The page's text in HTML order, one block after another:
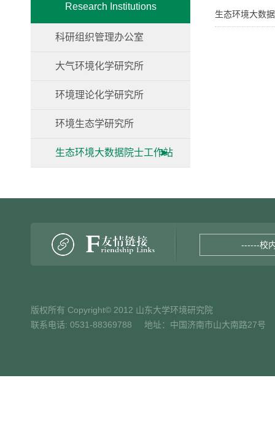
Research Institutions
科研组织管理办公室
大气环境化学研究所
环境理论化学研究所
环境生态学研究所
生态环境大数据院士工作站
生态环境大数
------校
版权所有 Copyright© 2012 山东大学环境研究院
联系电话: 0531-88369788 地址：中国济南市山大南路27号